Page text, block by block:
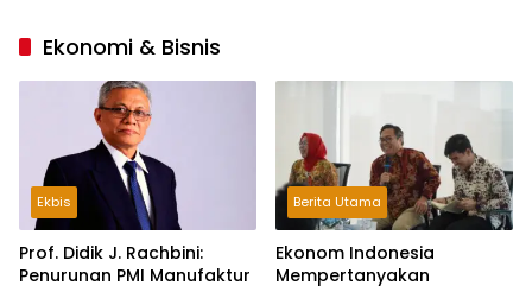
Ekonomi & Bisnis
Ekbis
Prof. Didik J. Rachbini:
Penurunan PMI Manufaktur
Berita Utama
Ekonom Indonesia
Mempertanyakan